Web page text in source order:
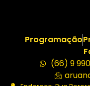
Programação
(66) 9